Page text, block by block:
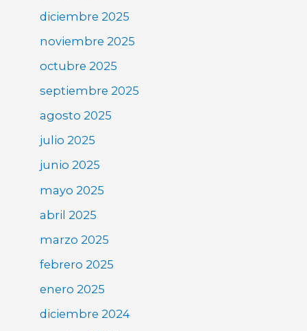
diciembre 2025
noviembre 2025
octubre 2025
septiembre 2025
agosto 2025
julio 2025
junio 2025
mayo 2025
abril 2025
marzo 2025
febrero 2025
enero 2025
diciembre 2024